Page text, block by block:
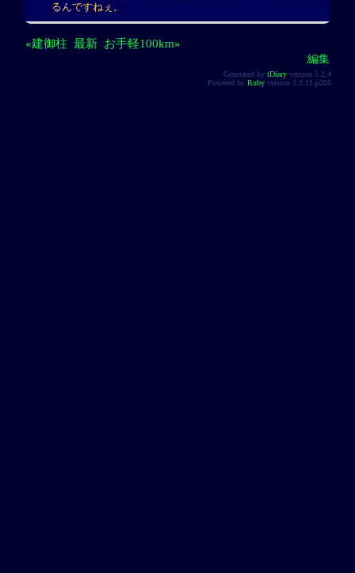
るんですねぇ。
«建御柱 最新 お手軽100km»
編集
Generated by tDiary version 5.2.4
Powered by Ruby version 3.3.11-p205